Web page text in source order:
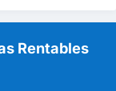
Rentables